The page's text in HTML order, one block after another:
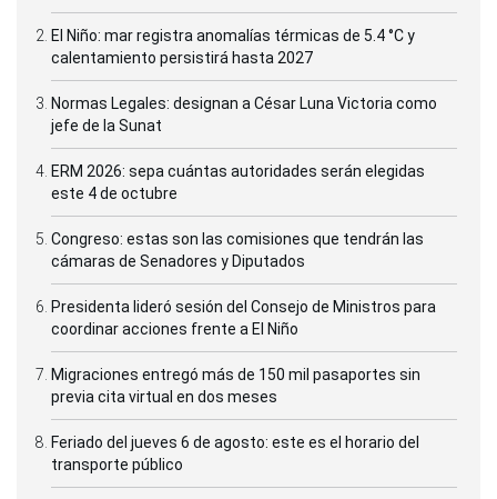
El Niño: mar registra anomalías térmicas de 5.4 °C y
calentamiento persistirá hasta 2027
Normas Legales: designan a César Luna Victoria como
jefe de la Sunat
ERM 2026: sepa cuántas autoridades serán elegidas
este 4 de octubre
Congreso: estas son las comisiones que tendrán las
cámaras de Senadores y Diputados
Presidenta lideró sesión del Consejo de Ministros para
coordinar acciones frente a El Niño
Migraciones entregó más de 150 mil pasaportes sin
previa cita virtual en dos meses
Feriado del jueves 6 de agosto: este es el horario del
transporte público